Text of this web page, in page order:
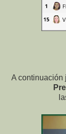
A continuación